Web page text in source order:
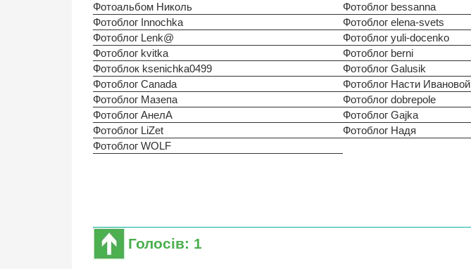
Фотоальбом Николь
Фотоблог bessanna
Фотоблог Innochka
Фотоблог elena-svets
Фотоблог Lenk@
Фотоблог yuli-docenko
Фотоблог kvitka
Фотоблог berni
Фотоблок ksenichka0499
Фотоблог Galusik
Фотоблог Canada
Фотоблог Насти Ивановой
Фотоблог Мазепа
Фотоблог dobrepole
Фотоблог АнелА
Фотоблог Gajka
Фотоблог LiZet
Фотоблог Надя
Фотоблог WOLF
Голосів: 1